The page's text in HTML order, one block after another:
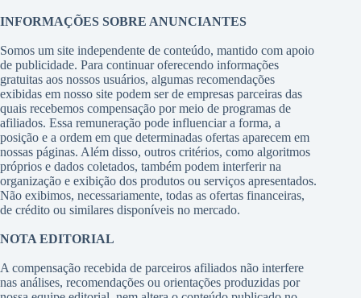
INFORMAÇÕES SOBRE ANUNCIANTES
Somos um site independente de conteúdo, mantido com apoio
de publicidade. Para continuar oferecendo informações
gratuitas aos nossos usuários, algumas recomendações
exibidas em nosso site podem ser de empresas parceiras das
quais recebemos compensação por meio de programas de
afiliados. Essa remuneração pode influenciar a forma, a
posição e a ordem em que determinadas ofertas aparecem em
nossas páginas. Além disso, outros critérios, como algoritmos
próprios e dados coletados, também podem interferir na
organização e exibição dos produtos ou serviços apresentados.
Não exibimos, necessariamente, todas as ofertas financeiras,
de crédito ou similares disponíveis no mercado.
NOTA EDITORIAL
A compensação recebida de parceiros afiliados não interfere
nas análises, recomendações ou orientações produzidas por